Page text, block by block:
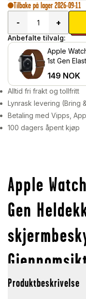
Tilbake på lager 2026-09-11
-
+
Anbefalte tilvalg:
Apple
1st Gen
149 NOK
Alltid fri frakt og tollfritt
Lynrask levering (Bring
Betaling med Vipps,
100 dagers åpent kjøp
Apple
Gen
Produktbeskrivelse